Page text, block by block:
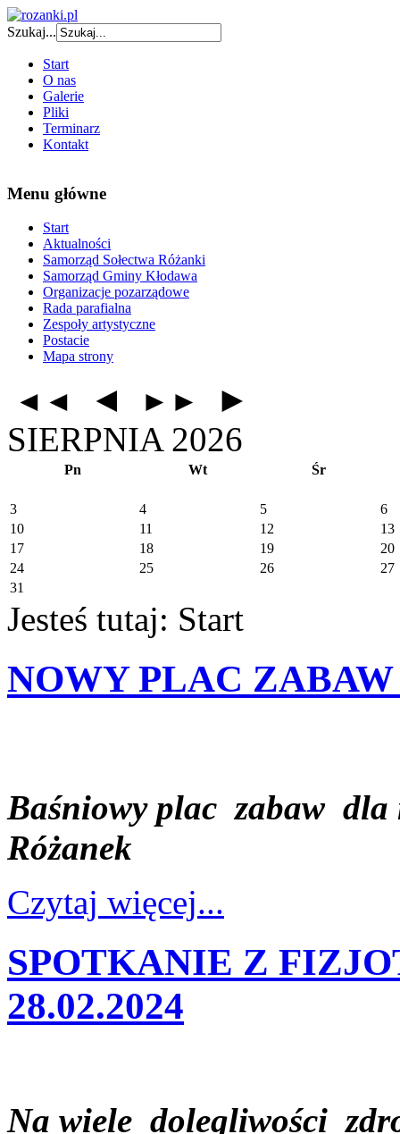
Szukaj...
Start
O nas
Galerie
Pliki
Terminarz
Kontakt
Menu główne
Start
Aktualności
Samorząd Sołectwa Różanki
Samorząd Gminy Kłodawa
Organizacje pozarządowe
Rada parafialna
Zespoły artystyczne
Postacie
Mapa strony
◄◄ ◄ ►►
►
SIERPNIA 2026
Pn Wt Śr
3 4 5
6
10
11 12
13
17
18 19
20
24
25 26
27
31
Jesteś tutaj: Start
NOWY PLAC
Baśniowy plac zabaw dla
Różanek
Czytaj więcej...
SPOTKANIE Z
28.02.2024
Na wiele dolegliwości